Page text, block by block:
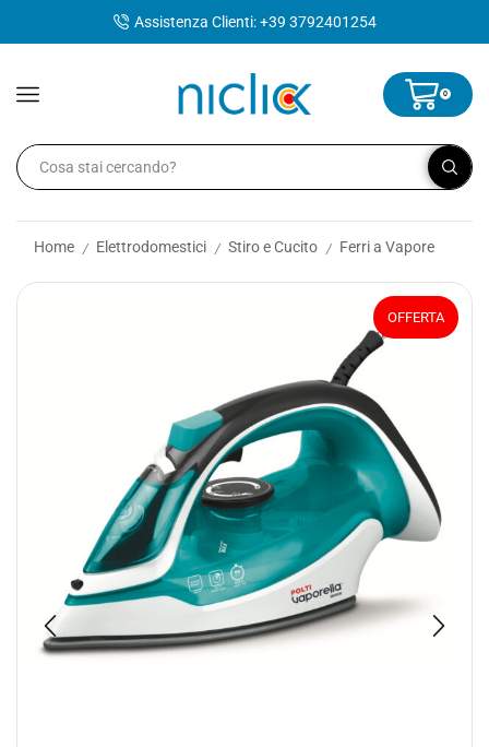
Assistenza Clienti: +39 3792401254
0
Home / Elettrodomestici / Stiro e Cucito / Ferri a Vapore
OFFERTA